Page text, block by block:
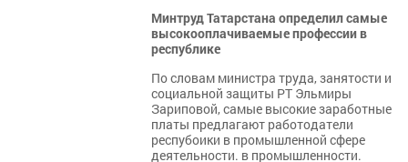
Минтруд Татарстана определил самые
высокооплачиваемые профессии в
республике
По словам министра труда, занятости и
социальной защиты РТ Эльмиры
Зариповой, самые высокие заработные
платы предлагают работодатели
респубоики в промышленной сфере
деятельности. в промышленности.